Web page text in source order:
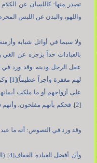
تصدر منها: كاللسان عن
واللهو، والبدن عن اللبس
ولا سيما في أوائل شبابه
بالعبادات حداً يزجره عن
عقل الرجل ودينه. وقد ورد في
لهم
على أزواجهم أو ما ملكت
[2]. فحكم بأنهم مفلحون، وأنهم في جنات مكرمون.
وقد ورد في النصوص: أنه ما
وأن